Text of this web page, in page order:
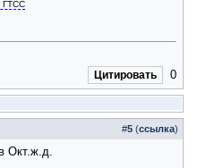
ГТСС
Цитировать 0
#5 (ссылка)
Окт.ж.д.